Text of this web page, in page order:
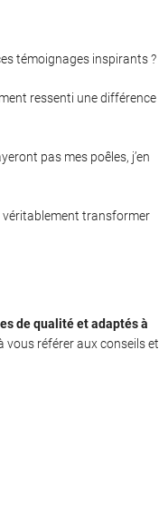
témoignages inspirants ?
ressenti une différence
pas mes poêles, j’en
véritablement transformer
de qualité et adaptés à
vous référer aux conseils et